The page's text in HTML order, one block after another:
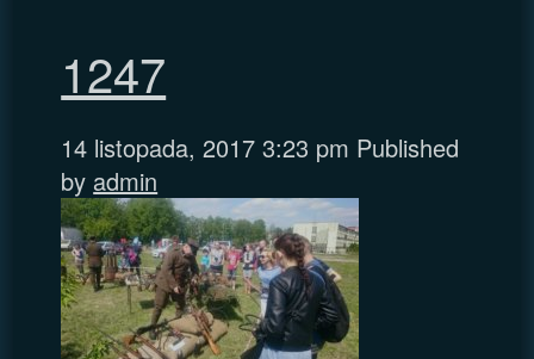
1247
14 listopada, 2017 3:23 pm Published
by admin